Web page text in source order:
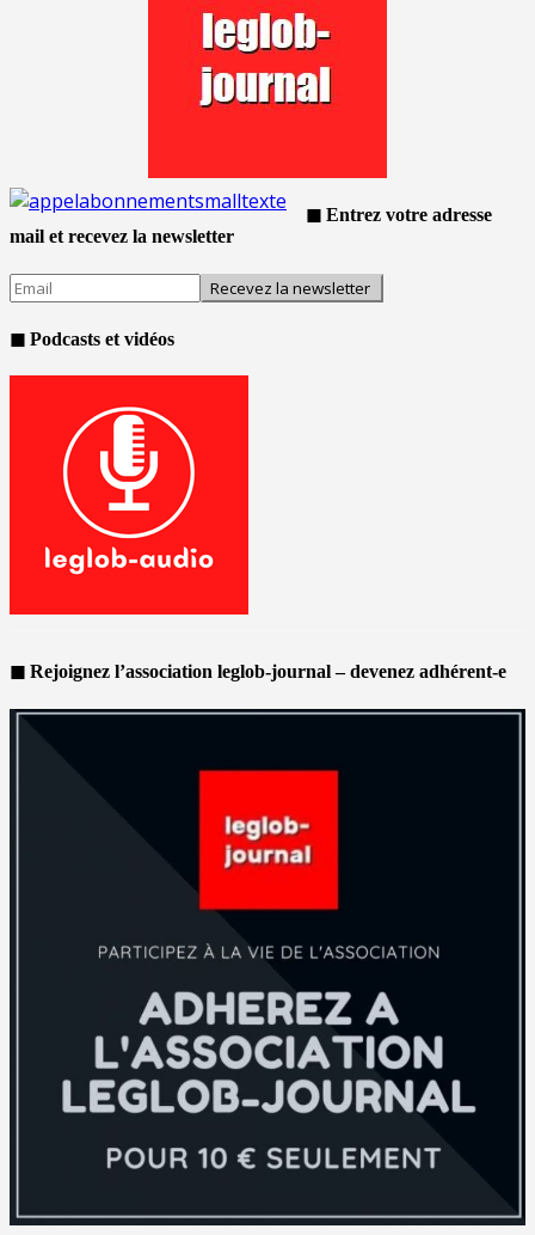
◼ Entrez votre adresse
mail et recevez la newsletter
◼ Podcasts et vidéos
◼ Rejoignez l’association leglob-journal – devenez adhérent-e